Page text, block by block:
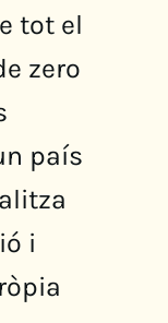
tot el
zero
país
i